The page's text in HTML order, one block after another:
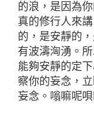
的浪，是因為
真的修行人來
的，是安靜的
有波濤洶湧。
能夠安靜的定
察你的妄念，
妄念。嗡嘛呢唄